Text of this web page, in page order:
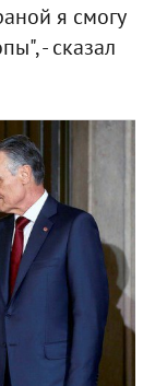
я смогу
- сказал